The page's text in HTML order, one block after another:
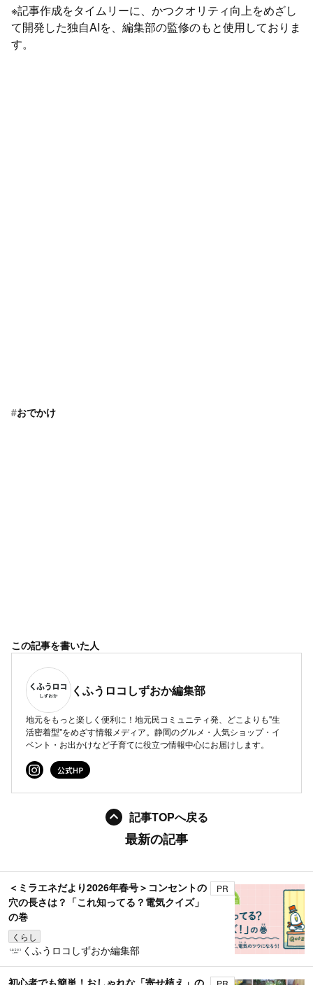
※記事作成をタイムリーに、かつクオリティ向上をめざし
て開発した独自AIを、編集部の監修のもと使用しておりま
す。
#おでかけ
この記事を書いた人
くふうロコしずおか編集部
地元をもっと楽しく便利に！地元民コミュニティ発、どこよりも"生
活密着型"をめざす情報メディア。静岡のグルメ・人気ショップ・イ
ベント・お出かけなど子育てに役立つ情報中心にお届けします。
記事TOPへ戻る
最新の記事
＜ミラエネだより2026年春号＞コンセントの
穴の長さは？「これ知ってる？電気クイズ」
の巻
くらし
PR
くふうロコしずおか編集部